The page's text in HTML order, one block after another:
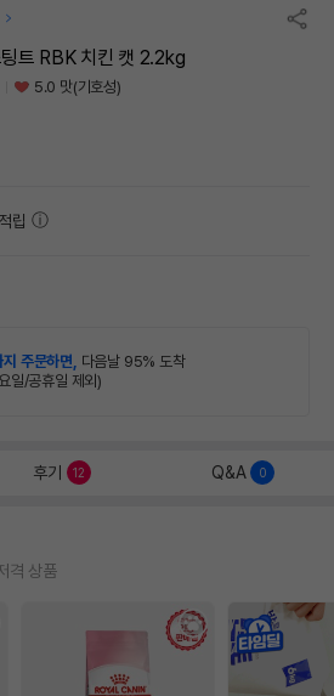
트 RBK 치킨 캣 2.2kg
5.0 맛(기호성)
적립
주문하면, 다음날 95% 도착
일/공휴일 제외)
후기 12 Q&A 0
격 상품